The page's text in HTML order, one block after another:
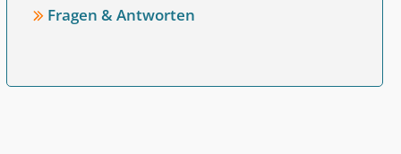
Fragen & Antworten